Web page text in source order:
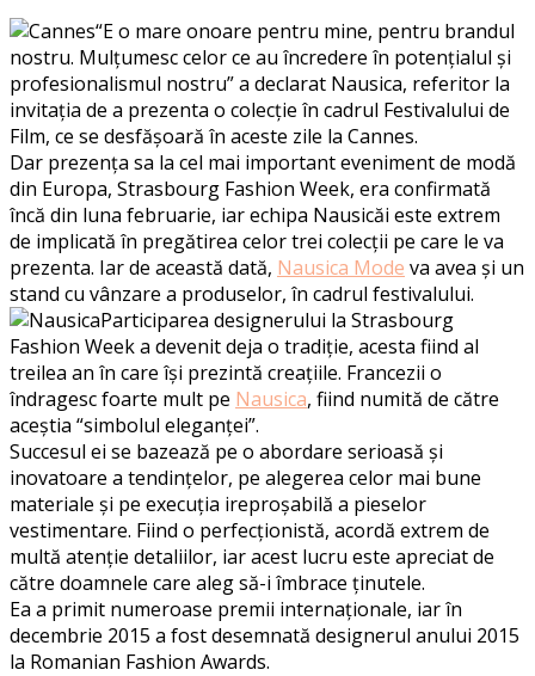
“E o mare onoare pentru mine, pentru brandul
nostru. Mulțumesc celor ce au încredere în potențialul și
profesionalismul nostru” a declarat Nausica, referitor la
invitația de a prezenta o colecție în cadrul Festivalului de
Film, ce se desfășoară în aceste zile la Cannes.
Dar prezența sa la cel mai important eveniment de modă
din Europa, Strasbourg Fashion Week, era confirmată
încă din luna februarie, iar echipa Nausicăi este extrem
de implicată în pregătirea celor trei colecții pe care le va
prezenta. Iar de această dată, Nausica Mode va avea și un
stand cu vânzare a produselor, în cadrul festivalului.
Participarea designerului la Strasbourg
Fashion Week a devenit deja o tradiție, acesta fiind al
treilea an în care își prezintă creațiile. Francezii o
îndragesc foarte mult pe Nausica, fiind numită de către
aceștia “simbolul eleganței”.
Succesul ei se bazează pe o abordare serioasă și
inovatoare a tendințelor, pe alegerea celor mai bune
materiale și pe execuția ireproșabilă a pieselor
vestimentare. Fiind o perfecționistă, acordă extrem de
multă atenție detaliilor, iar acest lucru este apreciat de
către doamnele care aleg să-i îmbrace ținutele.
Ea a primit numeroase premii internaționale, iar în
decembrie 2015 a fost desemnată designerul anului 2015
la Romanian Fashion Awards.